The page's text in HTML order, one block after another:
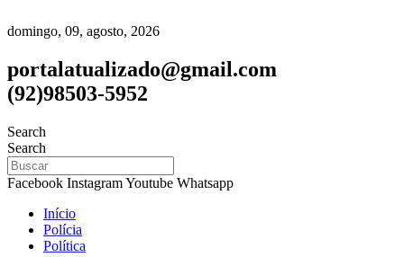
domingo, 09, agosto, 2026
portalatualizado@gmail.com
(92)98503-5952
Search
Search
Facebook InstagramYoutube Whatsapp
Início
Polícia
Política